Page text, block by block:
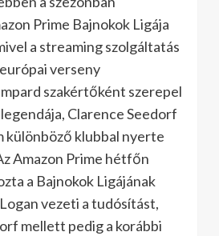
Prime Bajnokok Ligája
a streaming szolgáltatás
verseny
szakértőként szerepel
Clarence Seedorf
különböző klubbal nyerte
Amazon Prime hétfőn
a Bajnokok Ligájának
vezeti a tudósítást,
mellett pedig a korábbi